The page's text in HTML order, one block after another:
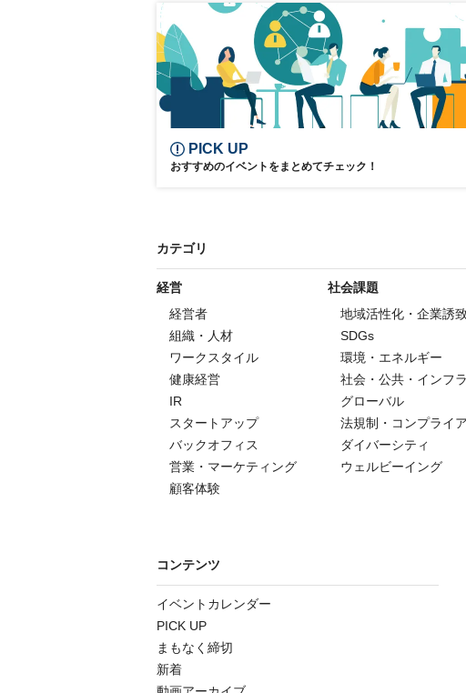
SDGs 参加無料
PICK UP
おすすめのイベントをまとめてチェック！
カテゴリ
経営
経営者
組織・人材
ワークスタイル
健康経営
IR
スタートアップ
バックオフィス
営業・マーケティング
顧客体験
社会課題
地域活性化・企業誘
SDGs
環境・エネルギー
社会・公共・インフラ
グローバル
法規制・コンプライ
ダイバーシティ
ウェルビーイング
コンテンツ
イベントカレンダー
PICK UP
まもなく締切
新着